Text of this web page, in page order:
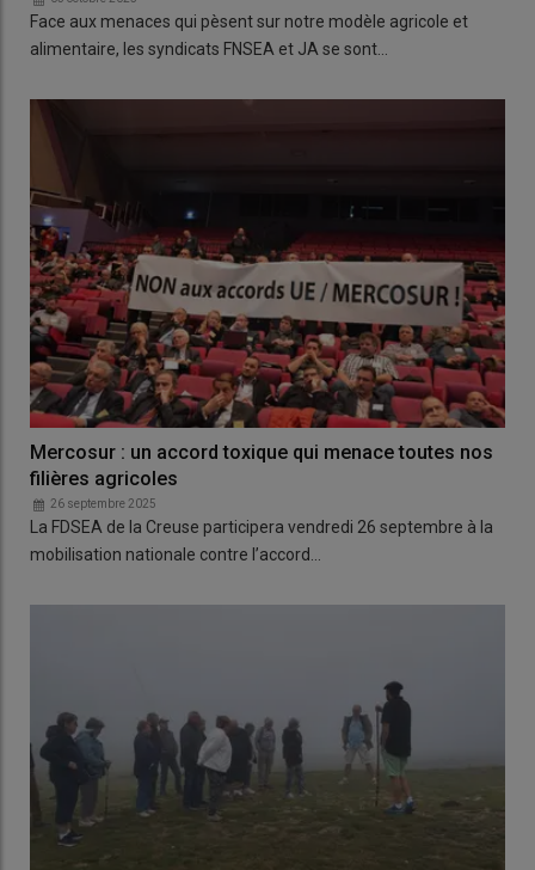
Face aux menaces qui pèsent sur notre modèle agricole et
alimentaire, les syndicats FNSEA et JA se sont…
Mercosur : un accord toxique qui menace toutes nos
filières agricoles
26 septembre 2025
La FDSEA de la Creuse participera vendredi 26 septembre à la
mobilisation nationale contre l’accord…